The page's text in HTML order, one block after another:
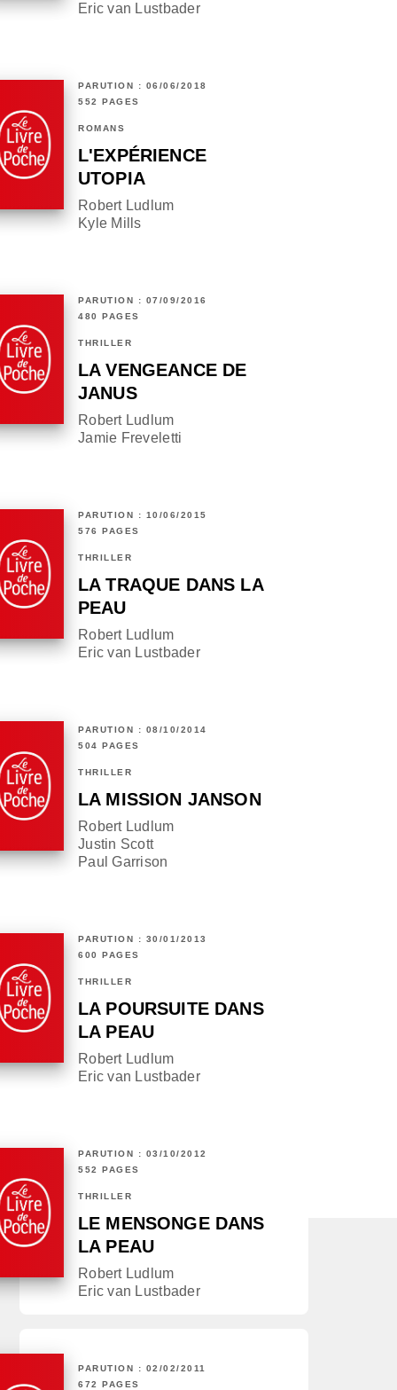
Eric van Lustbader
PARUTION : 06/06/2018
552 PAGES
ROMANS
L'EXPÉRIENCE
UTOPIA
Robert Ludlum
Kyle Mills
PARUTION : 07/09/2016
480 PAGES
THRILLER
LA VENGEANCE DE
JANUS
Robert Ludlum
Jamie Freveletti
PARUTION : 10/06/2015
576 PAGES
THRILLER
LA TRAQUE DANS LA
PEAU
Robert Ludlum
Eric van Lustbader
PARUTION : 08/10/2014
504 PAGES
THRILLER
LA MISSION JANSON
Robert Ludlum
Justin Scott
Paul Garrison
PARUTION : 30/01/2013
600 PAGES
THRILLER
LA POURSUITE DANS
LA PEAU
Robert Ludlum
Eric van Lustbader
PARUTION : 03/10/2012
552 PAGES
THRILLER
LE MENSONGE DANS
LA PEAU
Robert Ludlum
Eric van Lustbader
PARUTION : 02/02/2011
672 PAGES